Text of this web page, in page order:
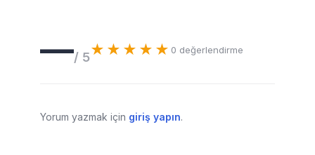
—/ 5★★★★★ 0 değerlendirme
Yorum yazmak için giriş yapın.